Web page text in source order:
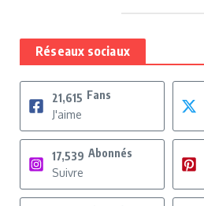
Réseaux sociaux
21,615 Fans
J'aime
17,539 Abonnés
Suivre